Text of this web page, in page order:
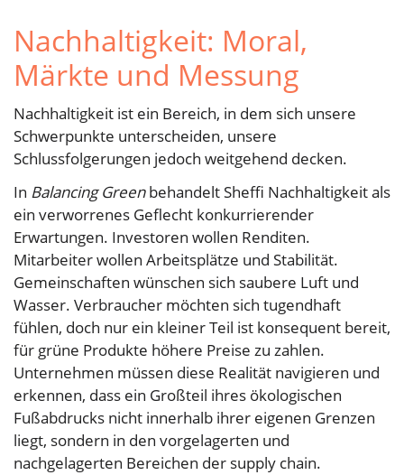
Nachhaltigkeit: Moral,
Märkte und Messung
Nachhaltigkeit ist ein Bereich, in dem sich unsere
Schwerpunkte unterscheiden, unsere
Schlussfolgerungen jedoch weitgehend decken.
In Balancing Greenbehandelt Sheffi Nachhaltigkeit als
ein verworrenes Geflecht konkurrierender
Erwartungen. Investoren wollen Renditen.
Mitarbeiter wollen Arbeitsplätze und Stabilität.
Gemeinschaften wünschen sich saubere Luft und
Wasser. Verbraucher möchten sich tugendhaft
fühlen, doch nur ein kleiner Teil ist konsequent bereit,
für grüne Produkte höhere Preise zu zahlen.
Unternehmen müssen diese Realität navigieren und
erkennen, dass ein Großteil ihres ökologischen
Fußabdrucks nicht innerhalb ihrer eigenen Grenzen
liegt, sondern in den vorgelagerten und
nachgelagerten Bereichen der supply chain.